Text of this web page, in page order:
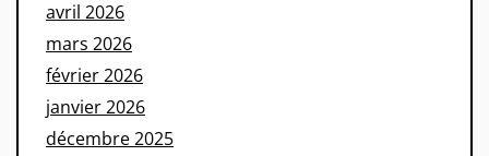
avril 2026
mars 2026
février 2026
janvier 2026
décembre 2025